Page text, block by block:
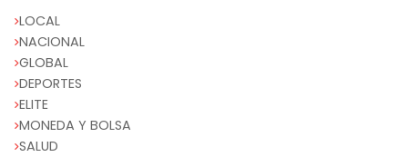
LOCAL
NACIONAL
GLOBAL
DEPORTES
ELITE
MONEDA Y BOLSA
SALUD